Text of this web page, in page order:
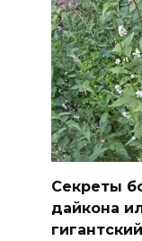
Секреты
дайкона